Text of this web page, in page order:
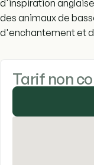
d'inspiration
des animaux de
d'enchantement et
Tarif non